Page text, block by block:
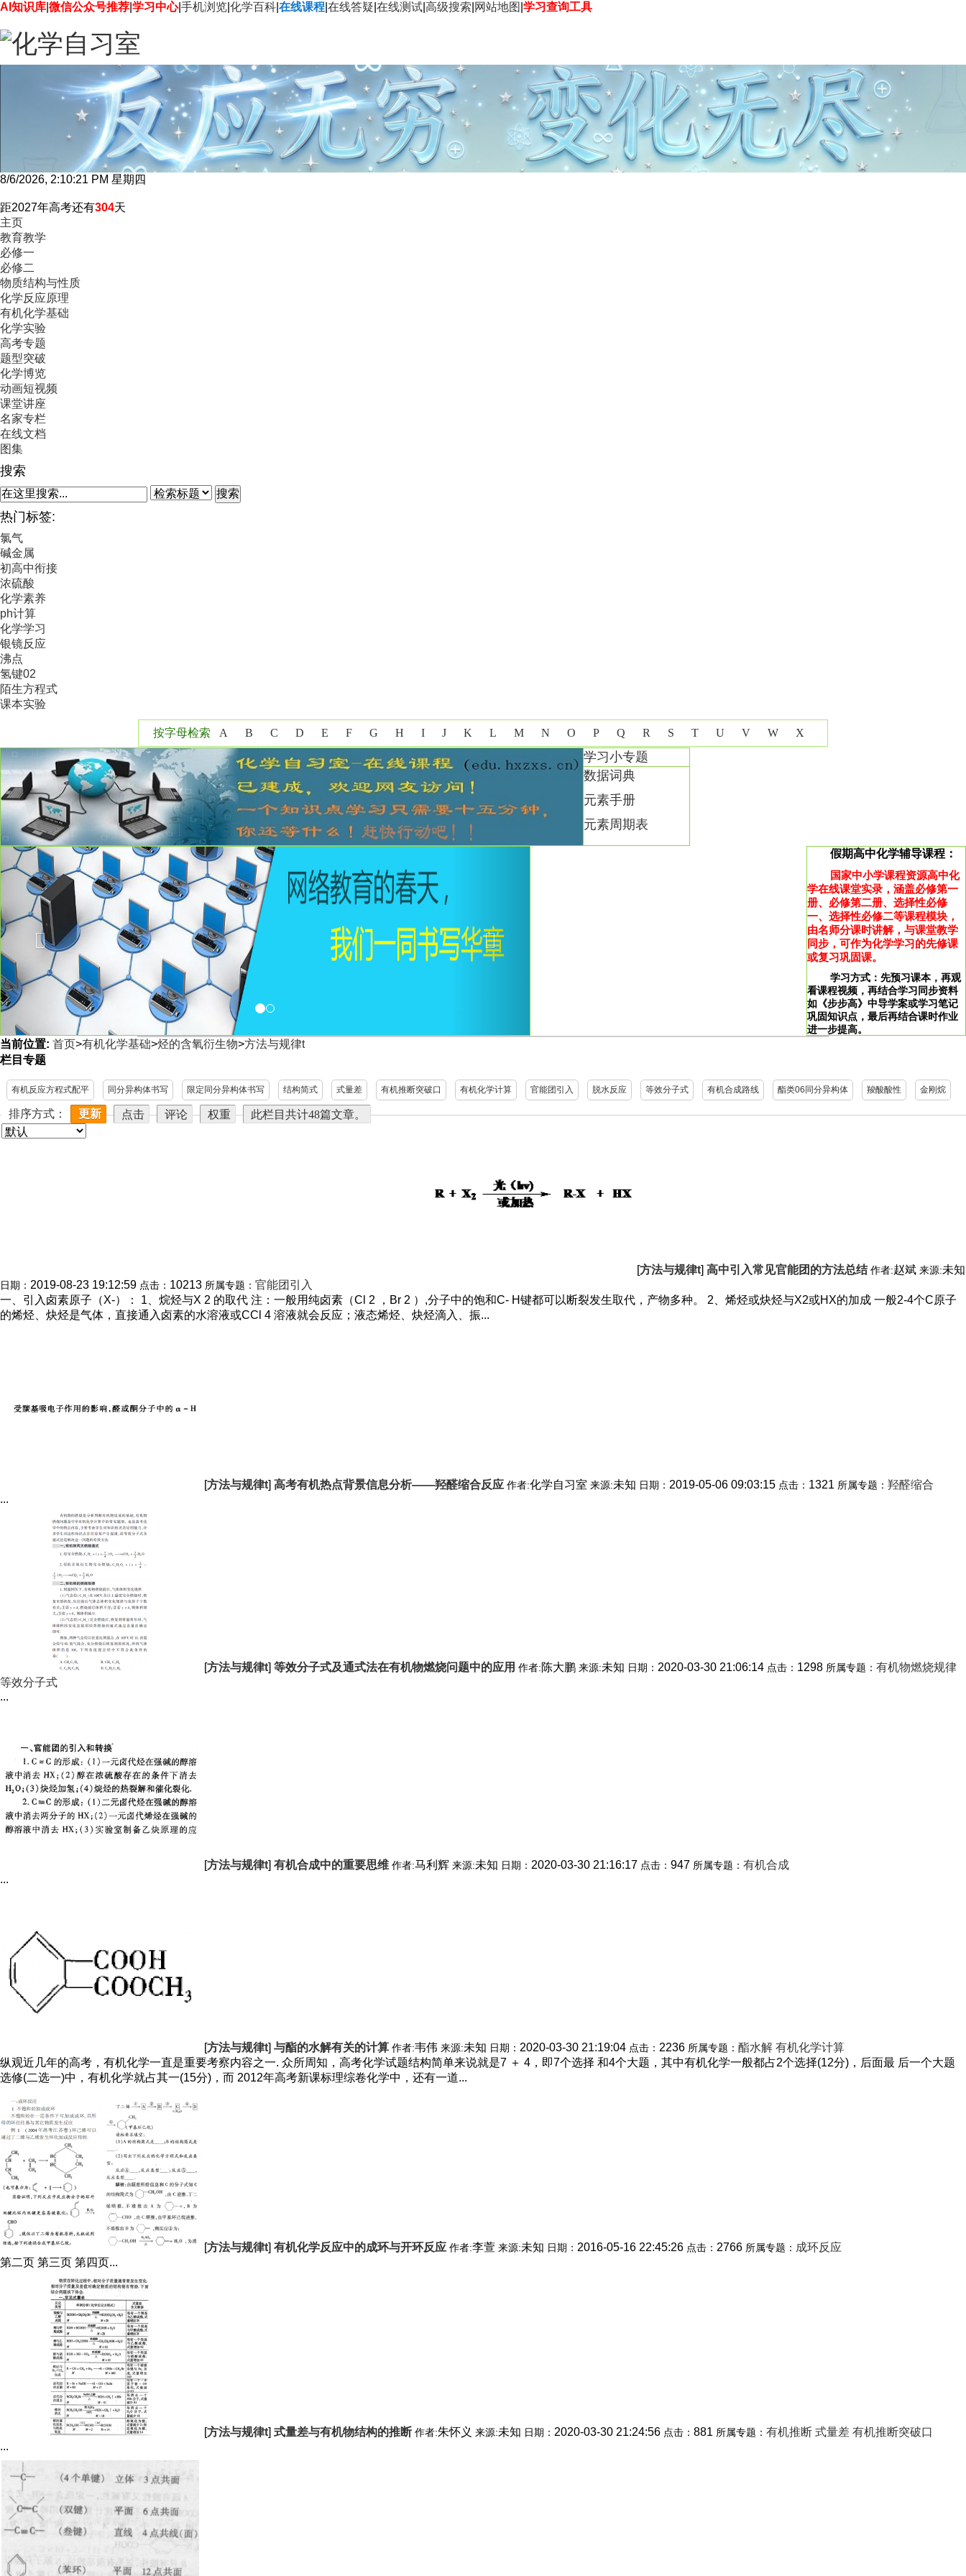
AI知识库 微信公众号推荐 学习中心|手机浏览 化学百科 在线课程 在线答疑 在线测试 高级搜索 网站地图 学习查询工具
8/6/2026, 2:10:22 PM 星期四
距2027年高考还有304天
主页
教育教学
必修一
必修二
物质结构与性质
化学反应原理
有机化学基础
化学实验
高考专题
题型突破
化学博览
动画短视频
课堂讲座
名家专栏
在线文档
图集
搜索
搜索
热门标签:
氯气
碱金属
初高中衔接
浓硫酸
化学素养
ph计算
化学学习
银镜反应
沸点
氢键02
陌生方程式
课本实验
按字母检索 A B C D E F G H I J K L M N O P Q R S T U V W X
Y Z
学习小专题
数据词典
元素手册
元素周期表
Previous 假期高中化学辅导课程：
国家中小学课程资源高中化
学在线课堂实录，涵盖必修第一
册、必修第二册、选择性必修
一、选择性必修二等课程模块，
由名师分课时讲解，与课堂教学
同步，可作为化学学习的先修课
或复习巩固课。
学习方式：先预习课本，再观
看课程视频，再结合学习同步资料
如《步步高》中导学案或学习笔记
巩固知识点，最后再结合课时作业
进一步提高。
<
当前位置: 首页>有机化学基础>烃的含氧衍生物>方法与规律t
栏目专题
有机反应方程式配平 同分异构体书写 限定同分异构体书写 结构简式 式量差 有机推断突破口 有机化学计算 官能团引入 脱水反应 等效分子式 有机合成路线 酯类06同分异构体 羧酸酸性 金刚烷
排序方式： 更新 点击 评论 权重 此栏目共计48篇文章。
[方法与规律t] 高中引入常见官能团的方法总结 作者:赵斌 来源:未知
日期： 2019-08-23 19:12:59 点击： 10213 所属专题： 官能团引入
一、引入卤素原子（X-）： 1、烷烃与X 2 的取代 注：一般用纯卤素（Cl 2 ，Br 2 ）,分子中的饱和C- H键都可以断裂发生取代，产物多种。 2、烯烃或炔烃与X2或HX的加成 一般2-4个C原子
的烯烃、炔烃是气体，直接通入卤素的水溶液或CCl 4 溶液就会反应；液态烯烃、炔烃滴入、振...
[方法与规律t] 高考有机热点背景信息分析——羟醛缩合反应 作者:化学自习室 来源:未知 日期： 2019-05-06 09:03:15 点击： 1321 所属专题： 羟醛缩合
...
[方法与规律t] 等效分子式及通式法在有机物燃烧问题中的应用 作者: 陈大鹏 来源:未知 日期： 2020-03-30 21:06:14 点击： 1298 所属专题： 有机物燃烧规律
等效分子式
...
[方法与规律t] 有机合成中的重要思维 作者:马利辉 来源:未知 日期： 2020-03-30 21:16:17 点击： 947 所属专题： 有机合成
...
[方法与规律t] 与酯的水解有关的计算 作者:韦伟 来源:未知 日期： 2020-03-30 21:19:04 点击： 2236 所属专题： 酯水解 有机化学计算
纵观近几年的高考，有机化学一直是重要考察内容之一. 众所周知，高考化学试题结构简单来说就是7 ＋ 4，即7个选择 和4个大题，其中有机化学一般都占2个选择(12分)，后面最 后一个大题
选修(二选一)中，有机化学就占其一(15分)，而 2012年高考新课标理综卷化学中，还有一道...
[方法与规律t] 有机化学反应中的成环与开环反应 作者:李萱 来源:未知 日期： 2016-05-16 22:45:26 点击： 2766 所属专题： 成环反应
第二页 第三页 第四页...
[方法与规律t] 式量差与有机物结构的推断 作者:朱怀义 来源:未知 日期： 2020-03-30 21:24:56 点击： 881 所属专题： 有机推断 式量差 有机推断突破口
...